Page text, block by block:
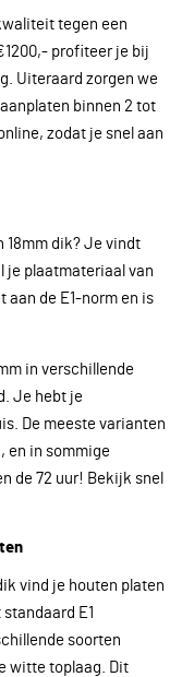
tegen een
profiteer je bij
Uiteraard zorgen we
binnen 2 tot
zodat je snel aan
18mm dik? Je vindt
je plaatmateriaal van
aan de E1-norm en is
in verschillende
Je hebt je
De meeste varianten
en in sommige
de 72 uur! Bekijk snel
vind je houten platen
E1
soorten
witte toplaag. Dit